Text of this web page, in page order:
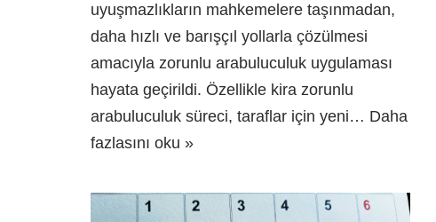
uyuşmazlıkların mahkemelere taşınmadan,
daha hızlı ve barışçıl yollarla çözülmesi
amacıyla zorunlu arabuluculuk uygulaması
hayata geçirildi. Özellikle kira zorunlu
arabuluculuk süreci, taraflar için yeni… Daha
fazlasını oku »